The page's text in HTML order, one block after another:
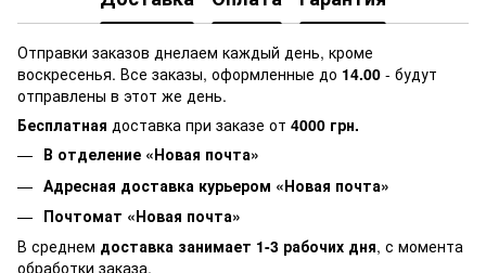
Отправки заказов днелаем каждый день, кроме
воскресенья. Все заказы, оформленные до 14.00 - будут
отправлены в этот же день.
Бесплатная доставка при заказе от 4000 грн.
В отделение «Новая почта»
Адресная доставка курьером «Новая почта»
Почтомат «Новая почта»
В среднем доставка занимает 1-3 рабочих дня, с момента
обработки заказа.